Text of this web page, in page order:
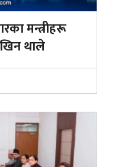
मन्त्रीहरू
थाले